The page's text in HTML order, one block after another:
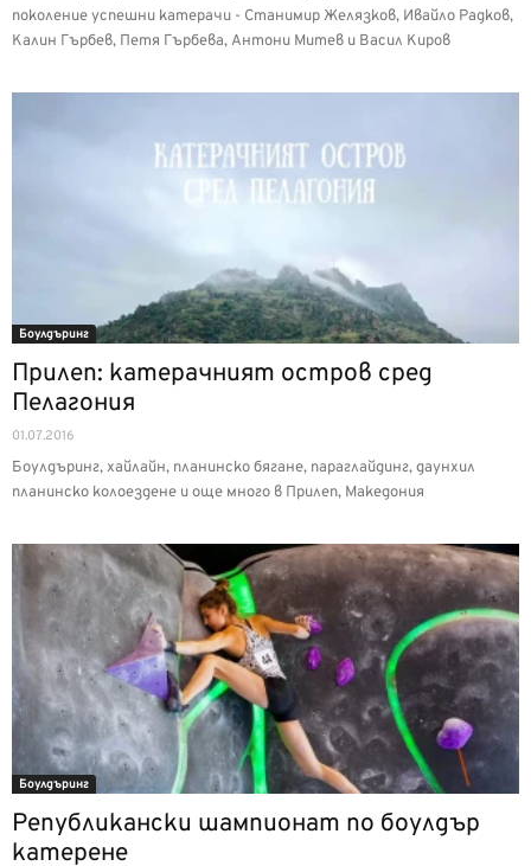
поколение успешни катерачи - Станимир Желязков, Ивайло Радков,
Калин Гърбев, Петя Гърбева, Антони Митев и Васил Киров
Боулдъринг
Прилеп: катерачният остров сред
Пелагония
01.07.2016
Боулдъринг, хайлайн, планинско бягане, параглайдинг, даунхил
планинско колоездене и още много в Прилеп, Македония
Боулдъринг
Републикански шампионат по боулдър
катерене